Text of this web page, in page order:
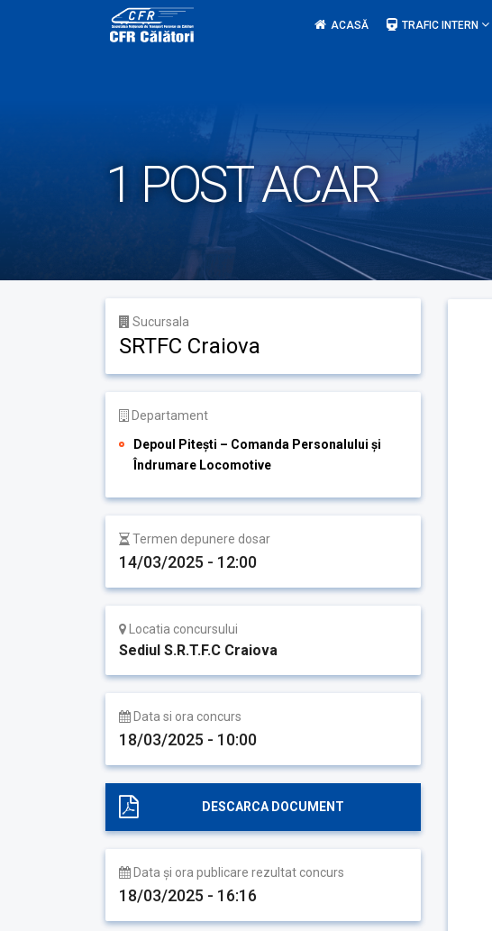
ACASĂ TRAFIC INTERN
1 POST ACAR
Sucursala
SRTFC Craiova
Departament
Depoul Pitești – Comanda Personalului și
Îndrumare Locomotive
Termen depunere dosar
14/03/2025 - 12:00
Locatia concursului
Sediul S.R.T.F.C Craiova
Data si ora concurs
18/03/2025 - 10:00
DESCARCA DOCUMENT
Data și ora publicare rezultat concurs
18/03/2025 - 16:16